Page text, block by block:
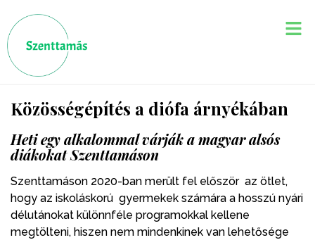
Közösségépítés a diófa árnyékában
Heti egy alkalommal várják a magyar alsós
diákokat Szenttamáson
Szenttamáson 2020-ban merült fel először az ötlet,
hogy az iskoláskorú gyermekek számára a hosszú nyári
délutánokat különnféle programokkal kellene
megtölteni, hiszen nem mindenkinek van lehetősége